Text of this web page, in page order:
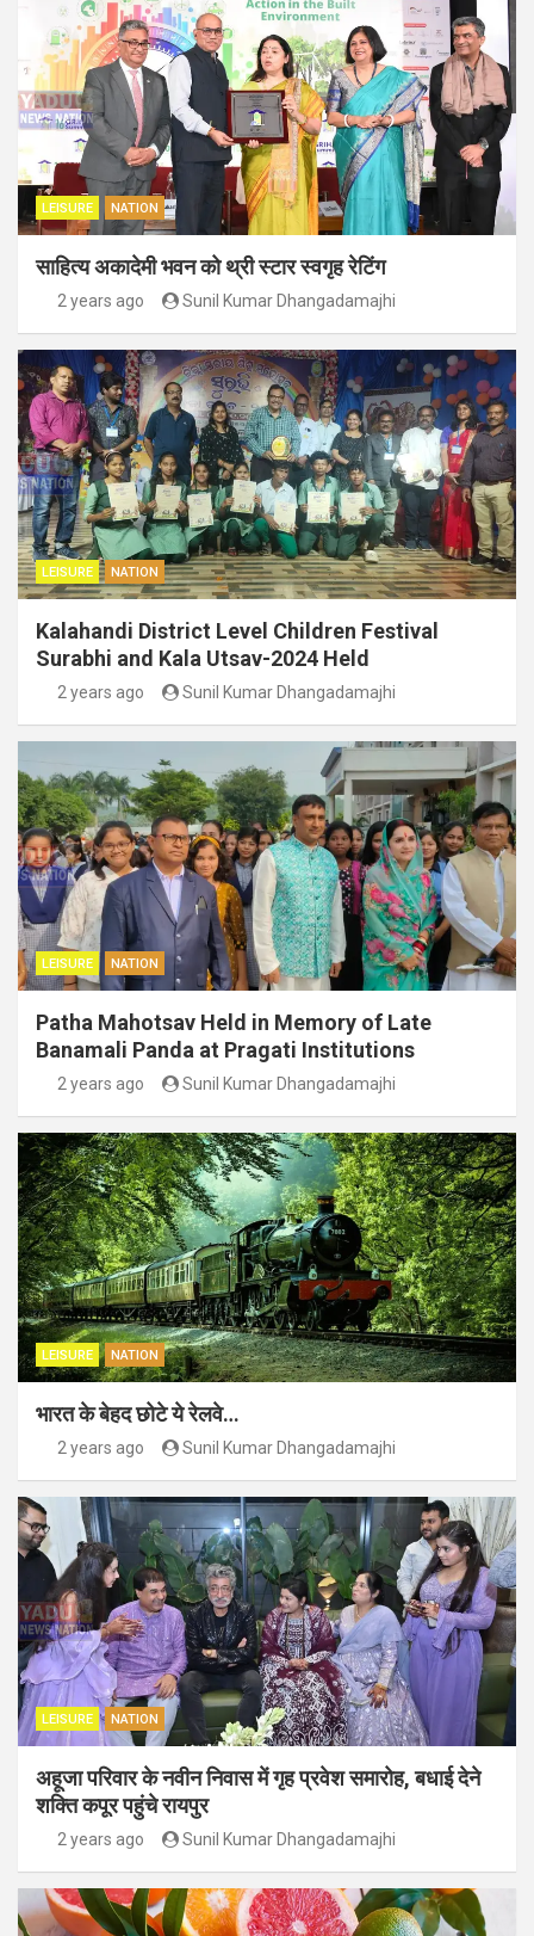
LEISURE NATION
साहित्य अकादेमी भवन को थ्री स्टार स्वगृह रेटिंग
2 years ago Sunil Kumar Dhangadamajhi
LEISURE NATION
Kalahandi District Level Children Festival
Surabhi and Kala Utsav-2024 Held
2 years ago Sunil Kumar Dhangadamajhi
LEISURE NATION
Patha Mahotsav Held in Memory of Late
Banamali Panda at Pragati Institutions
2 years ago Sunil Kumar Dhangadamajhi
LEISURE NATION
भारत के बेहद छोटे ये रेलवे…
2 years ago Sunil Kumar Dhangadamajhi
LEISURE NATION
अहूजा परिवार के नवीन निवास में गृह प्रवेश समारोह, बधाई देने
शक्ति कपूर पहुंचे रायपुर
2 years ago Sunil Kumar Dhangadamajhi